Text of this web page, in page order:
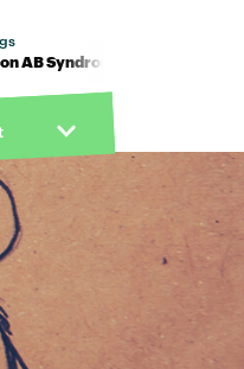
Trille · "Blindflug" von